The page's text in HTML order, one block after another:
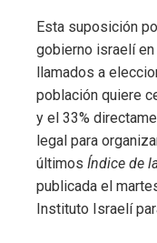
Esta suposición
gobierno israelí en
llamados a
población quiere
y el 33%
legal para
últimos Índice de
publicada el
Instituto Israelí